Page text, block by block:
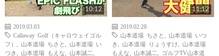
10:12
2019.03.03
Callaway Golf（キャロウェイゴル
フ）
山本道場 ちさと
山本道場 い
つき
山本道場 もえな 山本誠二
11:12
2019.02.28
山本道場 ちさと
山本道場 いつ
き
山本道場 りょうすけ
山本道場
もえな
山本誠二
ゴルフTV山本道